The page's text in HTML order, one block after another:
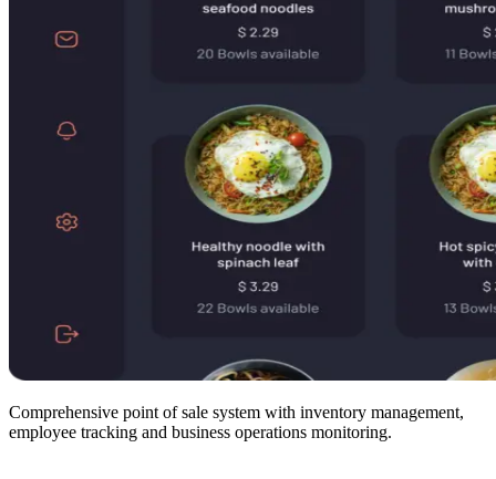
Comprehensive point of sale system with inventory management,
employee tracking and business operations monitoring.